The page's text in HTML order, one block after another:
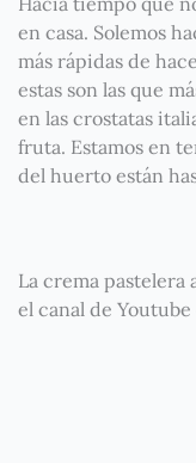
en casa. Solemos
más rápidas de
estas son las que
en las crostatas
fruta. Estamos en
del huerto están
La crema pastelera
el canal de